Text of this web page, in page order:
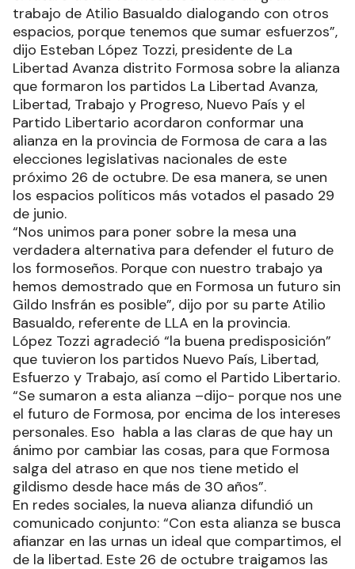
“Formamos una alianza con sectores que se
sumaron a nosotros, para defender la libertad y
el futuro de los formoseños. Hubo un gran
trabajo de Atilio Basualdo dialogando con otros
espacios, porque tenemos que sumar esfuerzos”,
dijo Esteban López Tozzi, presidente de La
Libertad Avanza distrito Formosa sobre la alianza
que formaron los partidos La Libertad Avanza,
Libertad, Trabajo y Progreso, Nuevo País y el
Partido Libertario acordaron conformar una
alianza en la provincia de Formosa de cara a las
elecciones legislativas nacionales de este
próximo 26 de octubre. De esa manera, se unen
los espacios políticos más votados el pasado 29
de junio.
“Nos unimos para poner sobre la mesa una
verdadera alternativa para defender el futuro de
los formoseños. Porque con nuestro trabajo ya
hemos demostrado que en Formosa un futuro sin
Gildo Insfrán es posible”, dijo por su parte Atilio
Basualdo, referente de LLA en la provincia.
López Tozzi agradeció “la buena predisposición”
que tuvieron los partidos Nuevo País, Libertad,
Esfuerzo y Trabajo, así como el Partido Libertario.
“Se sumaron a esta alianza –dijo- porque nos une
el futuro de Formosa, por encima de los intereses
personales. Eso habla a las claras de que hay un
ánimo por cambiar las cosas, para que Formosa
salga del atraso en que nos tiene metido el
gildismo desde hace más de 30 años”.